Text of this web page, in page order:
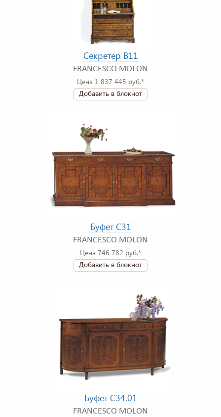
Секретер B11
FRANCESCO MOLON
Цена 1 837 445 руб.*
Добавить в блокнот
Буфет C31
FRANCESCO MOLON
Цена 746 782 руб.*
Добавить в блокнот
Буфет C34.01
FRANCESCO MOLON